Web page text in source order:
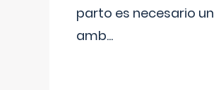
parto es necesario un
amb...